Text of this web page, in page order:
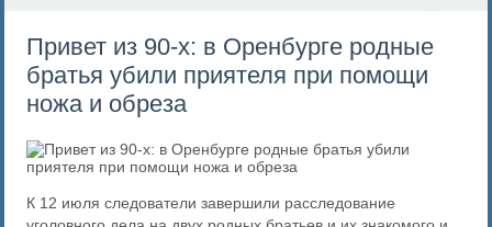
Привет из 90-х: в Оренбурге родные
братья убили приятеля при помощи
ножа и обреза
К 12 июля следователи завершили расследование